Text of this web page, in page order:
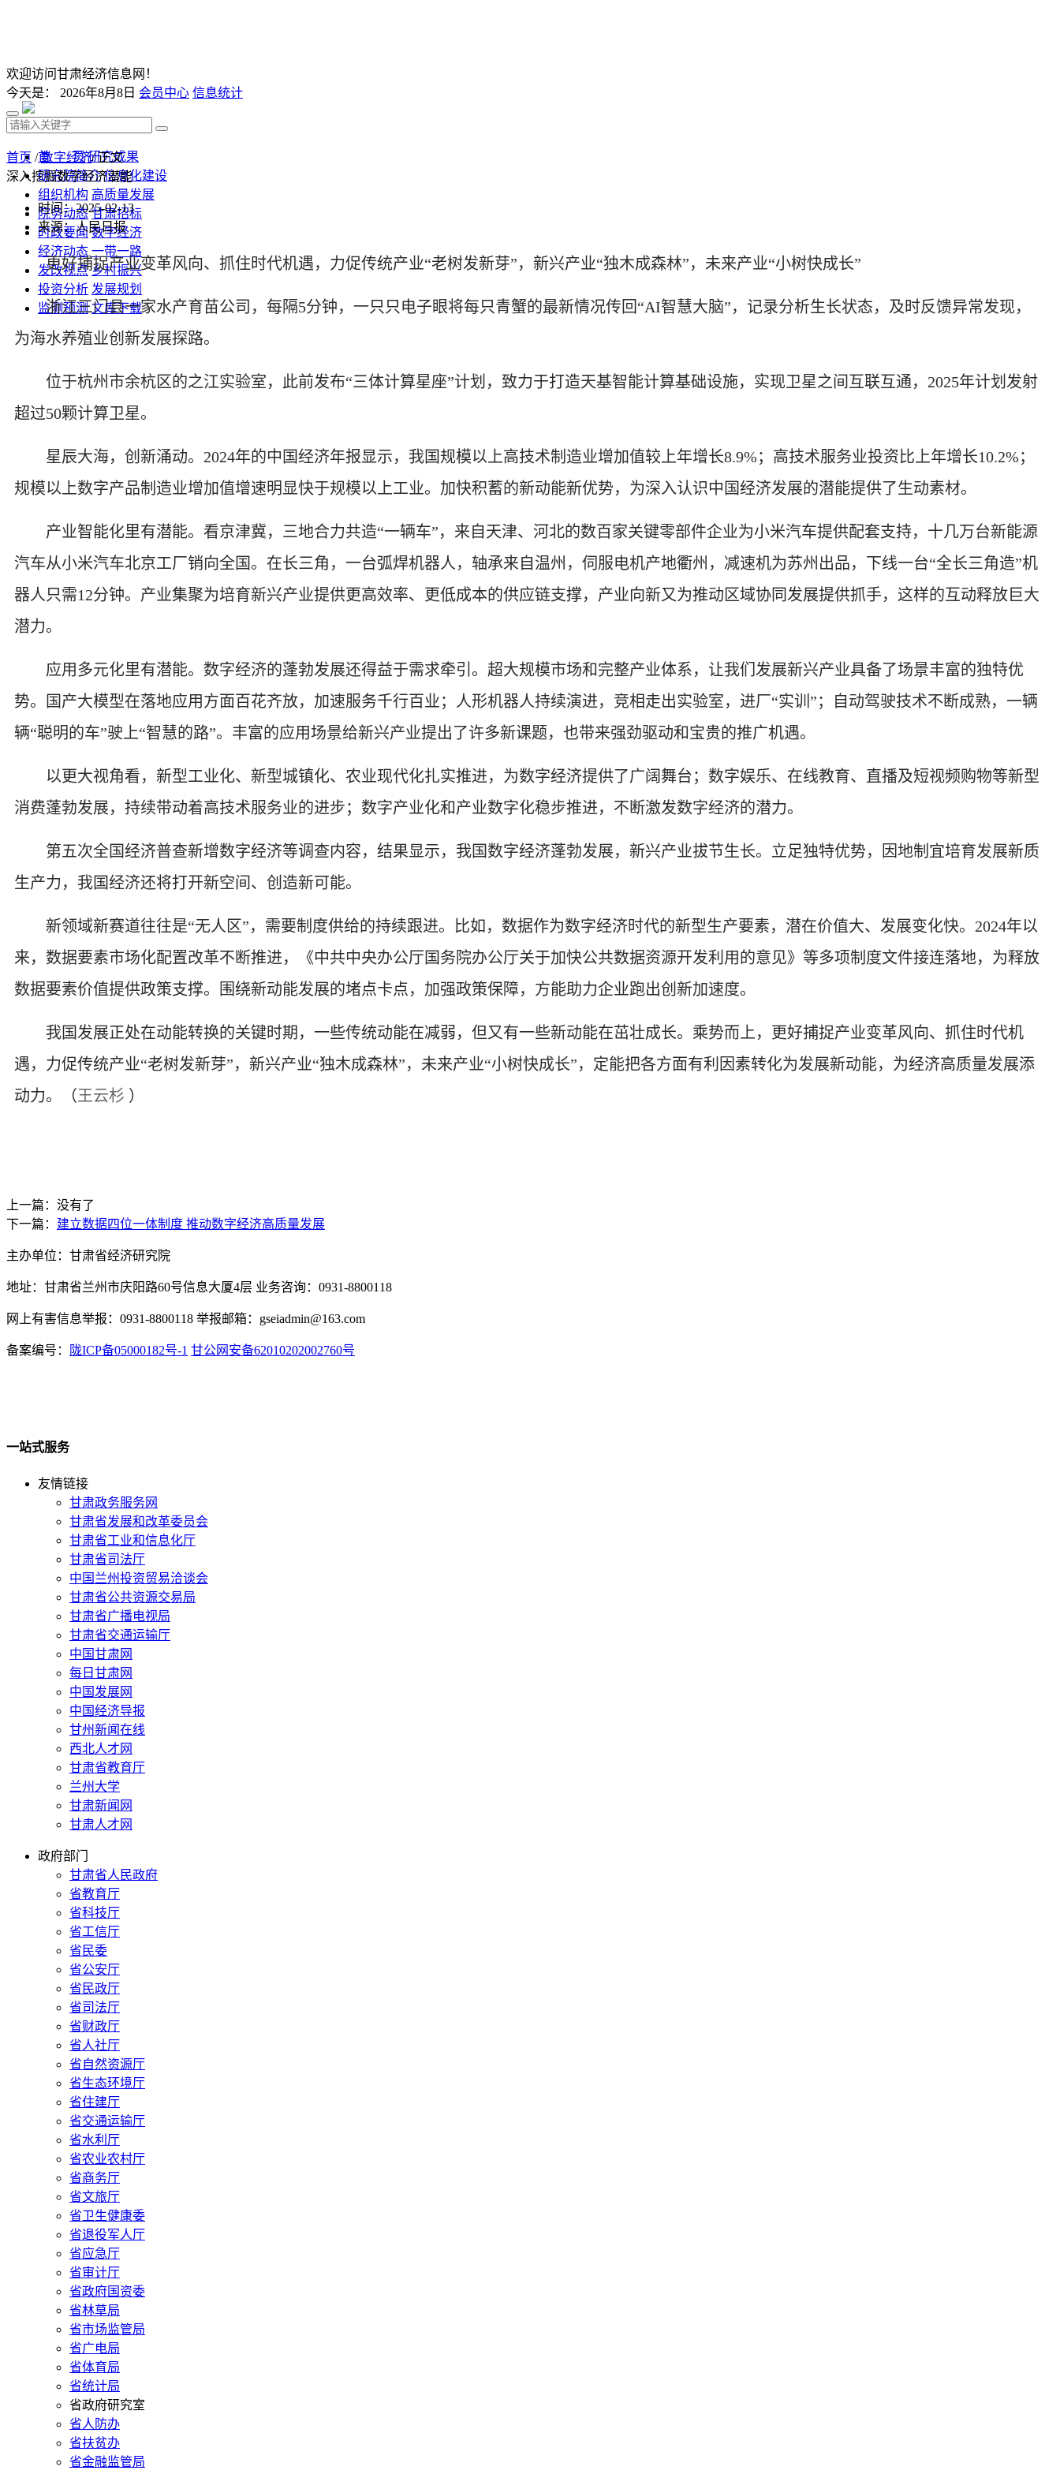
欢迎访问甘肃经济信息网！
今天是： 2026年8月8日 会员中心 信息统计
首 页 研究成果
研究院简介 信息化建设
组织机构 高质量发展
院务动态 甘肃招标
时政要闻 数字经济
经济动态 一带一路
发改视点 乡村振兴
投资分析 发展规划
监测预测 文库下载
首页 /数字经济/ 正文
深入挖掘数字经济潜能
时间：2025-02-13
来源：人民日报
更好捕捉产业变革风向、抓住时代机遇，力促传统产业“老树发新芽”，新兴产业“独木成森林”，未来产业“小树快成长”
浙江三门县一家水产育苗公司，每隔5分钟，一只只电子眼将每只青蟹的最新情况传回“AI智慧大脑”，记录分析生长状态，及时反馈异常发现，
为海水养殖业创新发展探路。
位于杭州市余杭区的之江实验室，此前发布“三体计算星座”计划，致力于打造天基智能计算基础设施，实现卫星之间互联互通，2025年计划发射
超过50颗计算卫星。
星辰大海，创新涌动。2024年的中国经济年报显示，我国规模以上高技术制造业增加值较上年增长8.9%；高技术服务业投资比上年增长10.2%；
规模以上数字产品制造业增加值增速明显快于规模以上工业。加快积蓄的新动能新优势，为深入认识中国经济发展的潜能提供了生动素材。
产业智能化里有潜能。看京津冀，三地合力共造“一辆车”，来自天津、河北的数百家关键零部件企业为小米汽车提供配套支持，十几万台新能源
汽车从小米汽车北京工厂销向全国。在长三角，一台弧焊机器人，轴承来自温州，伺服电机产地衢州，减速机为苏州出品，下线一台“全长三角造”机
器人只需12分钟。产业集聚为培育新兴产业提供更高效率、更低成本的供应链支撑，产业向新又为推动区域协同发展提供抓手，这样的互动释放巨大
潜力。
应用多元化里有潜能。数字经济的蓬勃发展还得益于需求牵引。超大规模市场和完整产业体系，让我们发展新兴产业具备了场景丰富的独特优
势。国产大模型在落地应用方面百花齐放，加速服务千行百业；人形机器人持续演进，竞相走出实验室，进厂“实训”；自动驾驶技术不断成熟，一辆
辆“聪明的车”驶上“智慧的路”。丰富的应用场景给新兴产业提出了许多新课题，也带来强劲驱动和宝贵的推广机遇。
以更大视角看，新型工业化、新型城镇化、农业现代化扎实推进，为数字经济提供了广阔舞台；数字娱乐、在线教育、直播及短视频购物等新型
消费蓬勃发展，持续带动着高技术服务业的进步；数字产业化和产业数字化稳步推进，不断激发数字经济的潜力。
第五次全国经济普查新增数字经济等调查内容，结果显示，我国数字经济蓬勃发展，新兴产业拔节生长。立足独特优势，因地制宜培育发展新质
生产力，我国经济还将打开新空间、创造新可能。
新领域新赛道往往是“无人区”，需要制度供给的持续跟进。比如，数据作为数字经济时代的新型生产要素，潜在价值大、发展变化快。2024年以
来，数据要素市场化配置改革不断推进，《中共中央办公厅国务院办公厅关于加快公共数据资源开发利用的意见》等多项制度文件接连落地，为释放
数据要素价值提供政策支撑。围绕新动能发展的堵点卡点，加强政策保障，方能助力企业跑出创新加速度。
我国发展正处在动能转换的关键时期，一些传统动能在减弱，但又有一些新动能在茁壮成长。乘势而上，更好捕捉产业变革风向、抓住时代机
遇，力促传统产业“老树发新芽”，新兴产业“独木成森林”，未来产业“小树快成长”，定能把各方面有利因素转化为发展新动能，为经济高质量发展添
动力。（王云杉 ）
上一篇：没有了
下一篇： 建立数据四位一体制度 推动数字经济高质量发展
主办单位：甘肃省经济研究院
地址：甘肃省兰州市庆阳路60号信息大厦4层 业务咨询：0931-8800118
网上有害信息举报：0931-8800118 举报邮箱：gseiadmin@163.com
备案编号： 陇ICP备05000182号-1 甘公网安备62010202002760号
一站式服务
友情链接
甘肃政务服务网
甘肃省发展和改革委员会
甘肃省工业和信息化厅
甘肃省司法厅
中国兰州投资贸易洽谈会
甘肃省公共资源交易局
甘肃省广播电视局
甘肃省交通运输厅
中国甘肃网
每日甘肃网
中国发展网
中国经济导报
甘州新闻在线
西北人才网
甘肃省教育厅
兰州大学
甘肃新闻网
甘肃人才网
政府部门
甘肃省人民政府
省教育厅
省科技厅
省工信厅
省民委
省公安厅
省民政厅
省司法厅
省财政厅
省人社厅
省自然资源厅
省生态环境厅
省住建厅
省交通运输厅
省水利厅
省农业农村厅
省商务厅
省文旅厅
省卫生健康委
省退役军人厅
省应急厅
省审计厅
省政府国资委
省林草局
省市场监管局
省广电局
省体育局
省统计局
省政府研究室
省人防办
省扶贫办
省金融监管局